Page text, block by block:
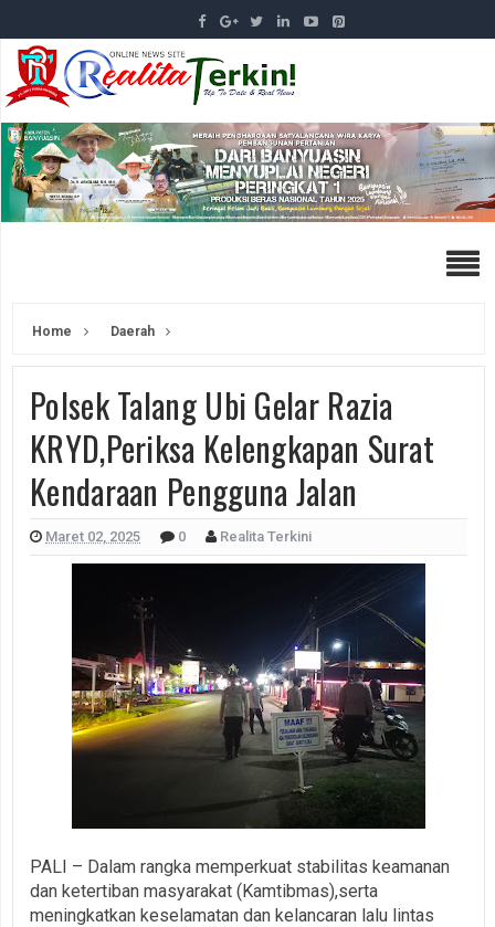
Home Daerah
Polsek Talang Ubi Gelar Razia
KRYD,Periksa Kelengkapan Surat
Kendaraan Pengguna Jalan
Maret 02, 2025 0 Realita Terkini
PALI – Dalam rangka memperkuat stabilitas keamanan
dan ketertiban masyarakat (Kamtibmas),serta
meningkatkan keselamatan dan kelancaran lalu lintas